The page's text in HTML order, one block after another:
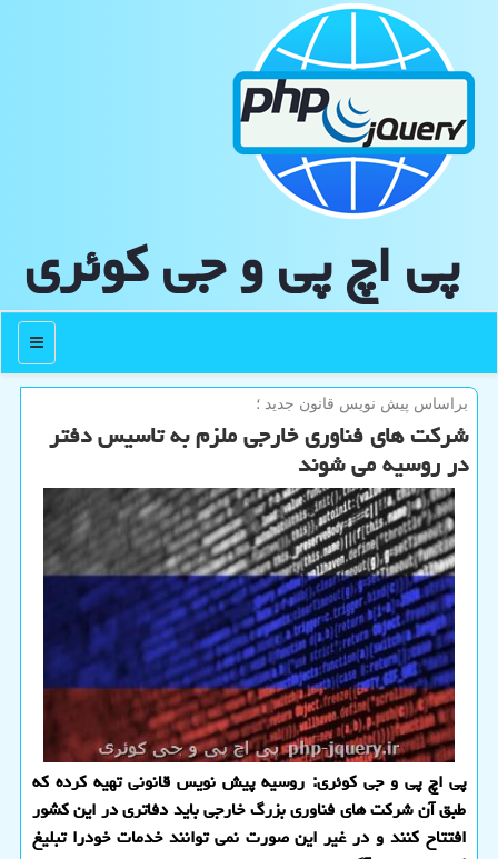
پی اچ پی و جی كوئری
منو
براساس پیش نویس قانون جدید ؛
شركت های فناوری خارجی ملزم به تاسیس دفتر
در روسیه می شوند
پی اچ پی و جی کوئری: روسیه پیش نویس قانونی تهیه کرده که
طبق آن شرکت های فناوری بزرگ خارجی باید دفاتری در این کشور
افتتاح کنند و در غیر این صورت نمی توانند خدمات خودرا تبلیغ